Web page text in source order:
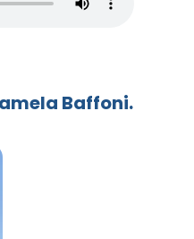
Baffoni.